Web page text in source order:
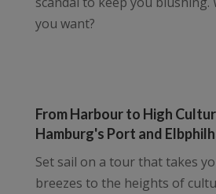
you want?
From Harbour to High
Hamburg's Port and
Set sail on a tour that takes
breezes to the heights of